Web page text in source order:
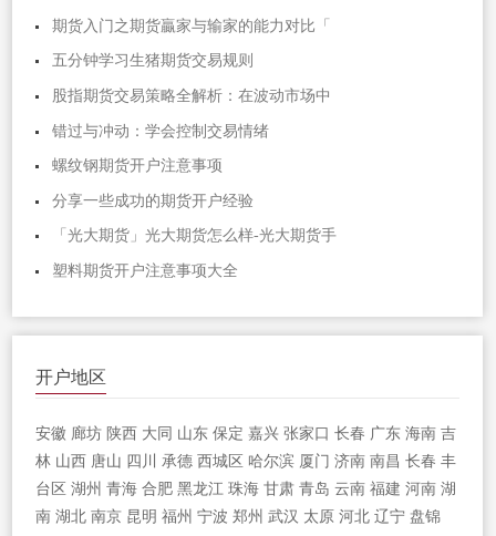
期货入门之期货贏家与输家的能力对比「
五分钟学习生猪期货交易规则
股指期货交易策略全解析：在波动市场中
错过与冲动：学会控制交易情绪
螺纹钢期货开户注意事项
分享一些成功的期货开户经验
「光大期货」光大期货怎么样-光大期货手
塑料期货开户注意事项大全
开户地区
安徽 廊坊 陕西 大同 山东 保定 嘉兴 张家口 长春 广东 海南 吉
林 山西 唐山 四川 承德 西城区 哈尔滨 厦门 济南 南昌 长春 丰
台区 湖州 青海 合肥 黑龙江 珠海 甘肃 青岛 云南 福建 河南 湖
南 湖北 南京 昆明 福州 宁波 郑州 武汉 太原 河北 辽宁 盘锦